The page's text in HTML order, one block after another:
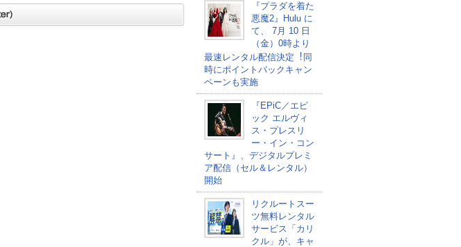
『プラダを着た
悪魔2』Hulu に
て、 7⽉ 10 ⽇
（金）0時より
最速レンタル配信決定︕同
時にポイントバックキャン
ペーンも実施
『EPiC／エピ
ック エルヴィ
ス・プレスリ
ー・イン・コン
サート』、デジタルプレミ
ア配信（セル＆レンタル）
開始
リクルートスー
ツ無料レンタル
サービス「カリ
クル」が、キャ